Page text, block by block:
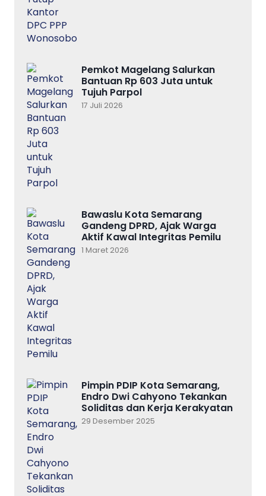
Pemkot Magelang Salurkan
Bantuan Rp 603 Juta untuk
Tujuh Parpol
17 Juli 2026
Bawaslu Kota Semarang
Gandeng DPRD, Ajak Warga
Aktif Kawal Integritas Pemilu
1 Maret 2026
Pimpin PDIP Kota Semarang,
Endro Dwi Cahyono Tekankan
Soliditas dan Kerja Kerakyatan
29 Desember 2025